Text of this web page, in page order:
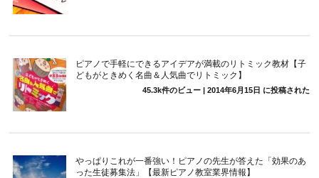
ピアノで手軽にできるアイデアが満載のリトミック教材【子
どもがときめく名曲＆人気曲でリトミック】
45.3k件のビュー| 2014年6月15日 に投稿された
やっぱりこれが一番強い！ピアノの先生が答えた「効果のあ
った生徒募集法」【最新ピアノ教室業界情報】